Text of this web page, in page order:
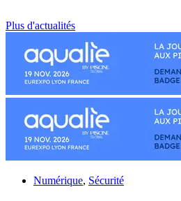
Plus d'actualités
Numérique, Sécurité